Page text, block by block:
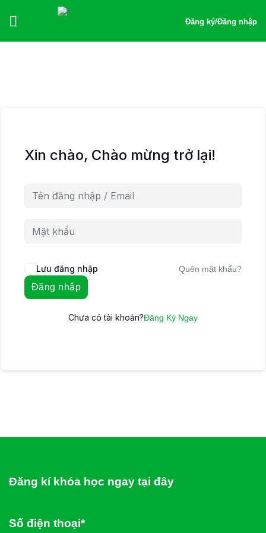
Đăng ký/Đăng nhập
Xin chào, Chào mừng trở lại!
Lưu đăng nhập Quên mật khẩu?
Đăng nhập
Chưa có tài khoản?Đăng Ký Ngay
Đăng kí khóa học ngay tại đây
Số điện thoại*